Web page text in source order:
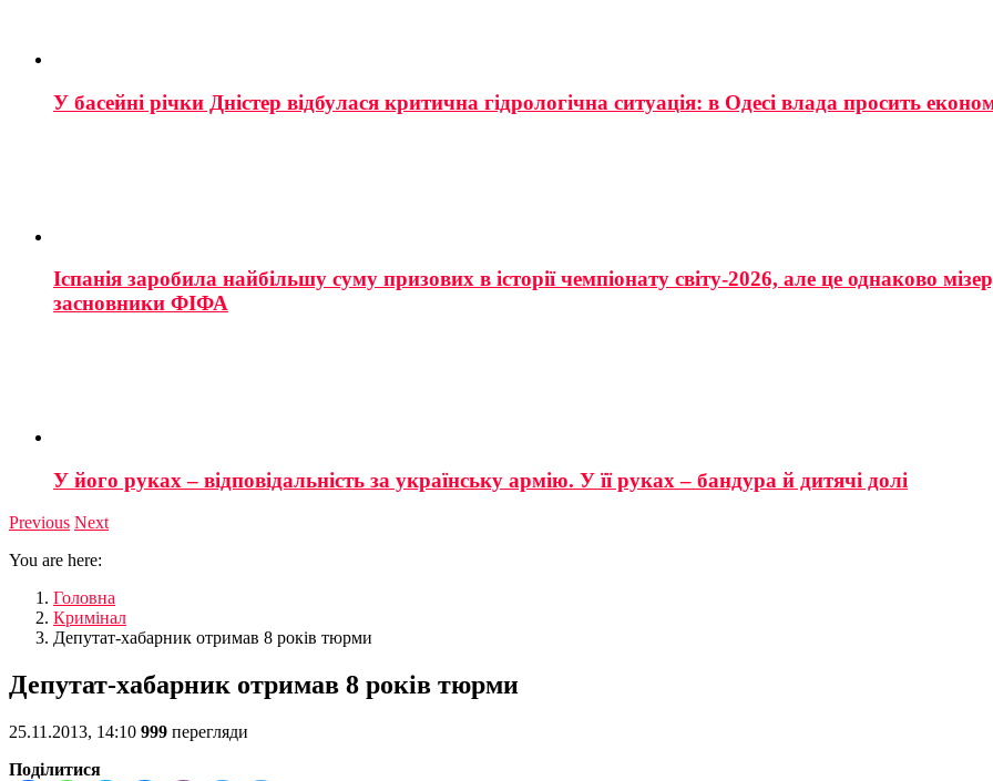
У басейні річки Дністер відбулася критична гідрологічна ситуація: в Одесі влада просить
Іспанія заробила найбільшу суму призових в історії чемпіонату світу-2026, але це однаково
засновники ФІФА
У його руках – відповідальність за українську армію. У її руках – бандура й дитячі долі
Previous Next
You are here:
Головна
Кримінал
Депутат-хабарник отримав 8 років тюрми
Депутат-хабарник отримав 8 років тюрми
25.11.2013, 14:10 999 перегляди
Поділитися